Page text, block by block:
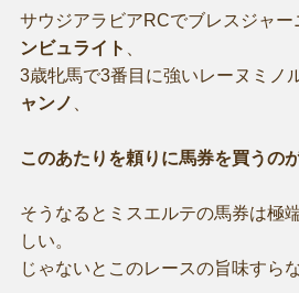
サウジアラビアRCでブレスジャー
ンビュライト
3歳牝馬で3番目に強いレーヌミノ
ャンノ
このあたりを頼りに馬券を買うの
そうなるとミスエルテの馬券は極
しい。
じゃないとこのレースの旨味すら